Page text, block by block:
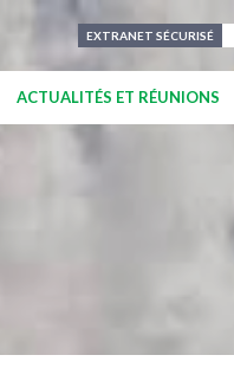
EXTRANET SÉCURISÉ
ACTUALITÉS ET RÉUNIONS